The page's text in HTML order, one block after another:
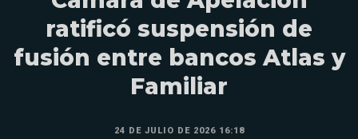
ratificó suspensión de
fusión entre bancos Atlas y
Familiar
24 DE JULIO DE 2026 16:18